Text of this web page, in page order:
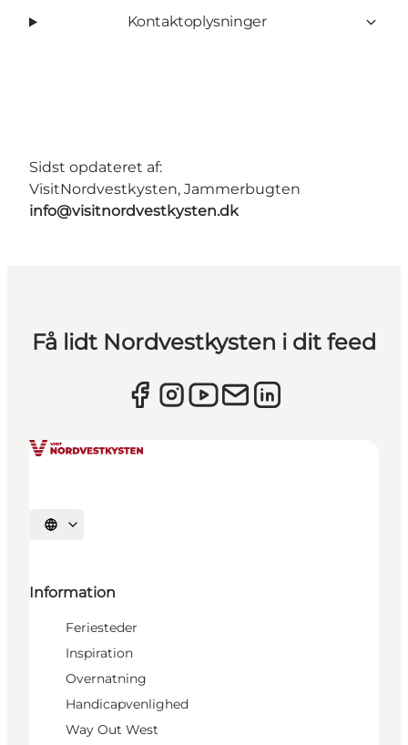
Kontaktoplysninger
Sidst opdateret af:
VisitNordvestkysten, Jammerbugten
info@visitnordvestkysten.dk
Få lidt Nordvestkysten i dit feed
Vælg sprog
Information
Feriesteder
Inspiration
Overnatning
Handicapvenlighed
Way Out West